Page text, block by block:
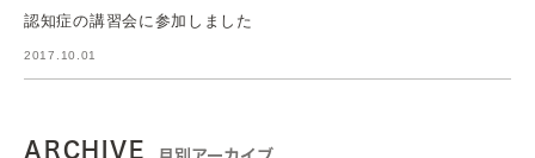
認知症の講習会に参加しました
2017.10.01
ARCHIVE